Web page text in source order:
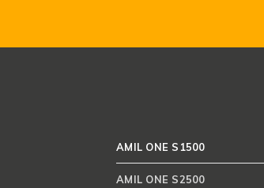
AMIL ONE S1500
AMIL ONE S2500